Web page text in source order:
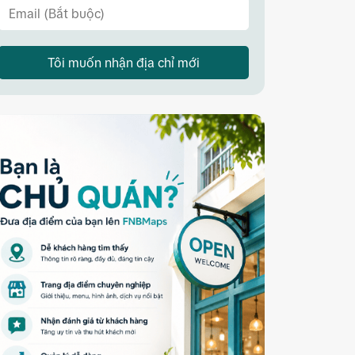
Tôi muốn nhận địa chỉ mới